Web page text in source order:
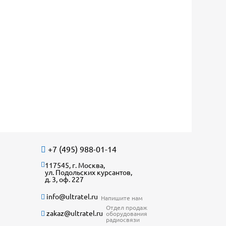
+7 (495) 988-01-14
117545, г. Москва,
ул. Подольских курсантов,
д. 3, оф. 227
info@ultratel.ru Напишите нам
zakaz@ultratel.ru
Отдел продаж
оборудования
радиосвязи